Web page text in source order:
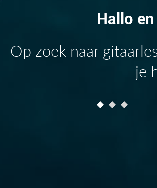
Hallo
Op zoek naar
je